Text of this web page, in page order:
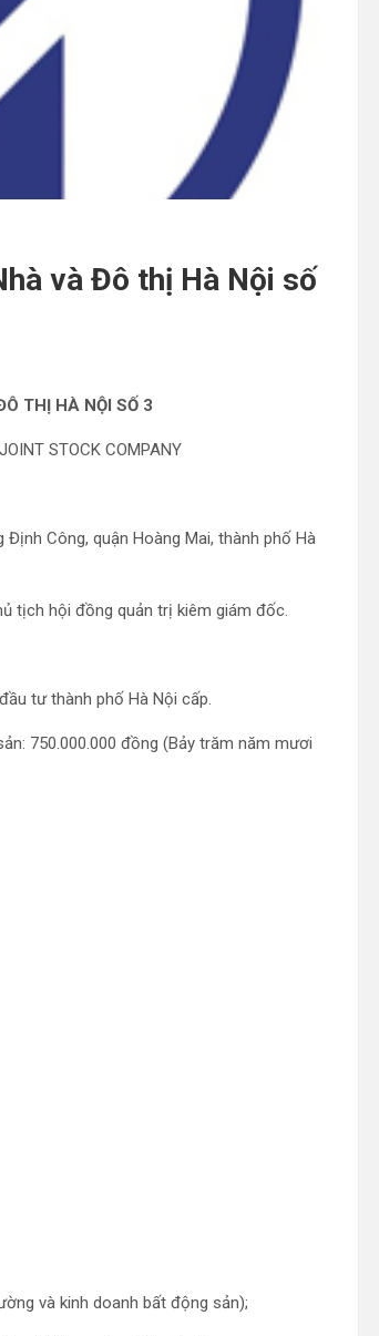
và Đô thị Hà Nội số
THỊ HÀ NỘI SỐ 3
STOCK COMPANY
Công, quận Hoàng Mai, thành phố Hà
tịch hội đồng quản trị kiêm giám đốc.
tư thành phố Hà Nội cấp.
750.000.000 đồng (Bảy trăm năm mươi
và kinh doanh bất động sản);